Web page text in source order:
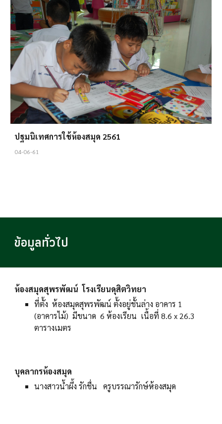
ปฐมนิเทศการใช้ห้องสมุด 2561
04-06-61
ข้อมูลทั่วไป
ห้องสมุดสุพรพัฒน์ โรงเรียนดุสิตวิทยา
ที่ตั้ง ห้องสมุดสุพรพัฒน์ ตั้งอยู่ชั้นล่าง อาคาร 1
(อาคารไม้) มีขนาด 6 ห้องเรียน เนื้อที่ 8.6 x 26.3
ตารางเมตร
บุคลากรห้องสมุด
นางสาวน้ำผึ้ง รักชื่น ครูบรรณารักษ์ห้องสมุด